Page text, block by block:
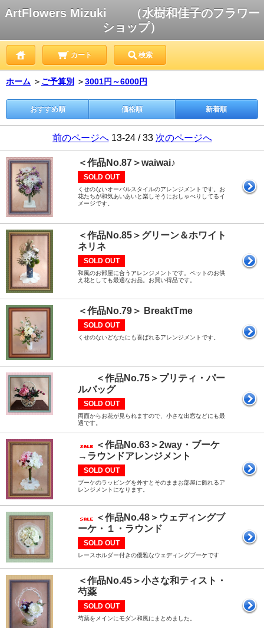
ArtFlowers Mizuki （水樹和佳子のフラワー
ショップ）
カート 検索
ホーム ＞ ご予算別 ＞3001円～6000円
おすすめ順 価格順 新着順
前のページへ13-24 / 33 次のページへ
＜作品No.87＞waiwai♪
SOLD OUT
くせのないオーバルスタイルのアレンジメントです。お
花たちが和気あいあいと楽しそうにおしゃべりしてるイ
メージです。
＜作品No.85＞グリーン＆ホワイト
ネリネ
SOLD OUT
和風のお部屋に合うアレンジメントです。ペットのお供
え花としても最適なお品。お買い得品です。
＜作品No.79＞ BreaktTme
SOLD OUT
くせのないどなたにも喜ばれるアレンジメントです。
＜作品No.75＞プリティ・パー
ルバッグ
SOLD OUT
両面からお花が見られますので、小さな出窓などにも最
適です。
＜作品No.63＞2way・ブーケ
→ラウンドアレンジメント
SOLD OUT
ブーケのラッピングを外すとそのままお部屋に飾れるア
レンジメントになります。
＜作品No.48＞ウェディングブ
ーケ・１・ラウンド
SOLD OUT
レースホルダー付きの優雅なウェディングブーケです
＜作品No.45＞小さな和ティスト・
芍薬
SOLD OUT
芍薬をメインにモダン和風にまとめました。